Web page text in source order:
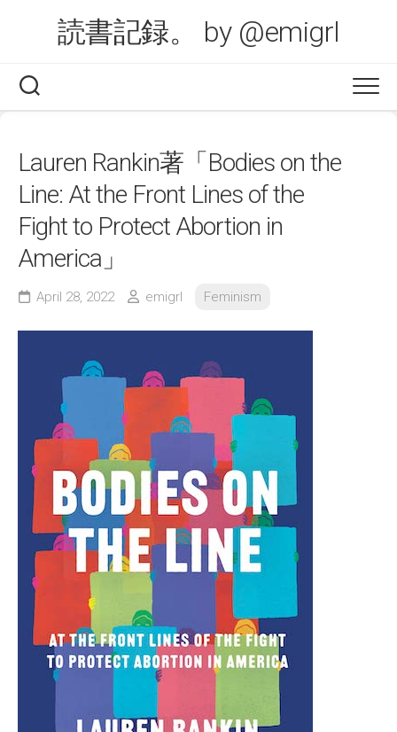
読書記録。 by @emigrl
Lauren Rankin著「Bodies on the
Line: At the Front Lines of the
Fight to Protect Abortion in
America」
April 28, 2022 emigrl Feminism